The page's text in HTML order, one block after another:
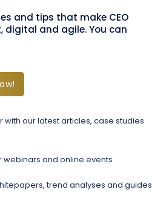
and tips that make CEO
digital and agile. You can
with our latest articles, case studies
webinars and online events
trend analyses and guides